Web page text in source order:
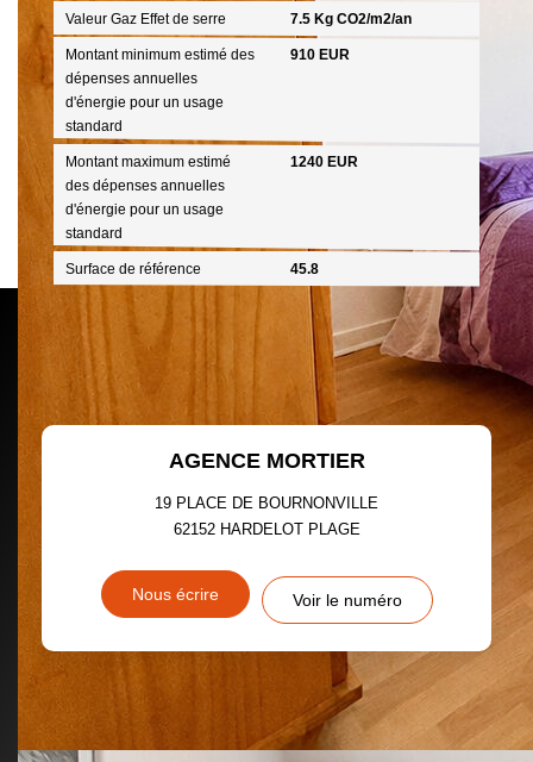
Valeur Gaz Effet de serre 7.5 Kg CO2/m2/an
Montant minimum estimé des
dépenses annuelles
d'énergie pour un usage
standard
910 EUR
Montant maximum estimé
des dépenses annuelles
d'énergie pour un usage
standard
1240 EUR
Surface de référence 45.8
AGENCE MORTIER
19 PLACE DE BOURNONVILLE
62152 HARDELOT PLAGE
Nous écrire Voir le numéro